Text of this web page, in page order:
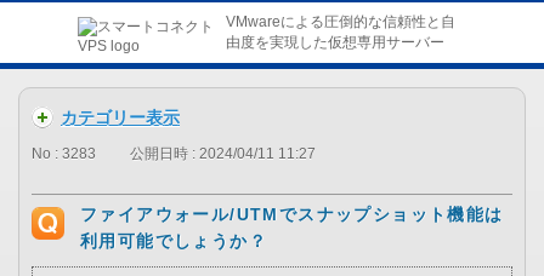
VMwareによる圧倒的な信頼性と自
由度を実現した仮想専用サーバー
カテゴリー表示
No : 3283 公開日時 : 2024/04/11 11:27
ファイアウォール/UTMでスナップショット機能は
利用可能でしょうか？